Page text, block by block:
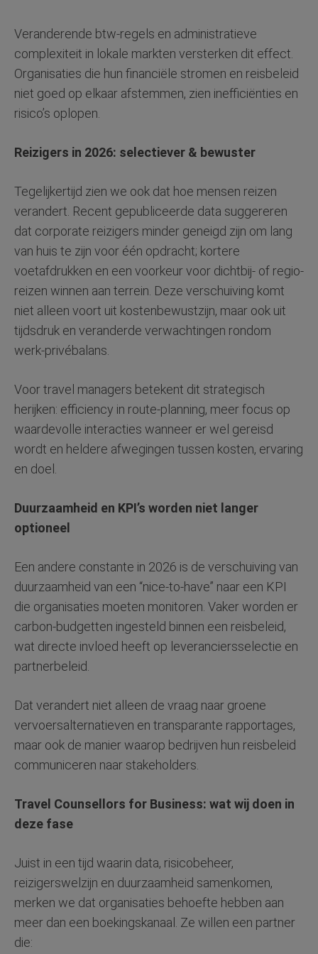
Veranderende btw-regels en administratieve
complexiteit in lokale markten versterken dit effect.
Organisaties die hun financiële stromen en reisbeleid
niet goed op elkaar afstemmen, zien inefficiënties en
risico’s oplopen.
Reizigers in 2026: selectiever & bewuster
Tegelijkertijd zien we ook dat hoe mensen reizen
verandert. Recent gepubliceerde data suggereren
dat corporate reizigers minder geneigd zijn om lang
van huis te zijn voor één opdracht; kortere
voetafdrukken en een voorkeur voor dichtbij- of regio-
reizen winnen aan terrein. Deze verschuiving komt
niet alleen voort uit kostenbewustzijn, maar ook uit
tijdsdruk en veranderde verwachtingen rondom
werk-privébalans.
Voor travel managers betekent dit strategisch
herijken: efficiency in route-planning, meer focus op
waardevolle interacties wanneer er wel gereisd
wordt en heldere afwegingen tussen kosten, ervaring
en doel.
Duurzaamheid en KPI’s worden niet langer
optioneel
Een andere constante in 2026 is de verschuiving van
duurzaamheid van een “nice-to-have” naar een KPI
die organisaties moeten monitoren. Vaker worden er
carbon-budgetten ingesteld binnen een reisbeleid,
wat directe invloed heeft op leveranciersselectie en
partnerbeleid.
Dat verandert niet alleen de vraag naar groene
vervoersalternatieven en transparante rapportages,
maar ook de manier waarop bedrijven hun reisbeleid
communiceren naar stakeholders.
Travel Counsellors for Business: wat wij doen in
deze fase
Juist in een tijd waarin data, risicobeheer,
reizigerswelzijn en duurzaamheid samenkomen,
merken we dat organisaties behoefte hebben aan
meer dan een boekingskanaal. Ze willen een partner
die: